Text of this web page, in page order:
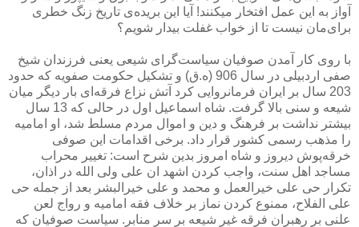
آواز به این عمل افتخار میکنند! آیا این بریده‌ی تاریخ زنگ خطری
برای‌مان نیست تا از خواب غفلت بیدار شویم؟
با روی كار آمدن صوفیان سیاست‌گرای شیعی یعنی فرزندان شیخ
صفی اردبیلی در سال 906 (ه.ق) و تشكیل حكومت صفویه كه حدود
203 سال بر ایران فرمانروایی كرد آتش نزاع فرقه‌ای بار دیگر میان
شیعه و سنی بالا گرفت. شاه اسماعیل اول در حالی كه 13 سال
بیشتر نداشت بر فرهنگ و دین و اموال مردم مسلط شد، او امامیه
را مذهب رسمی كشور قرار داد. برخی اقدامات این صوفی
خرقه‌پوش دیروز و شاه امروز بدین شرح است: تغییر محراب
مساجد اهل سنت، واجب كردن اشهد ان علی ولی الله در اذان،
تكرار حی علی خیرالعمل و محمد و علی خیرالبشر بعد از جمله حی
علی الفلاح، ممنوع كردن نماز بر خلاف فقه امامیه و رواج لعن
علنی بر رهبران فرقه غیر شیعه بر سر منابر. سیاست صوفیان كه